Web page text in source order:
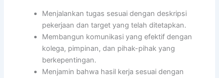
Menjalankan tugas sesuai dengan deskripsi
pekerjaan dan target yang telah ditetapkan.
Membangun komunikasi yang efektif dengan
kolega, pimpinan, dan pihak-pihak yang
berkepentingan.
Menjamin bahwa hasil kerja sesuai dengan